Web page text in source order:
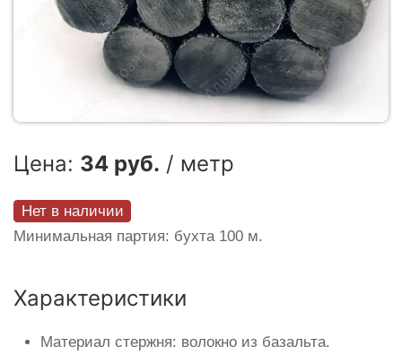
Цена: 34 руб. / метр
Нет в наличии
Минимальная партия: бухта 100 м.
Характеристики
Материал стержня: волокно из базальта.